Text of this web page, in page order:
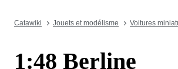
Catawiki Jouets et modélisme Voitures
1:48 Berline